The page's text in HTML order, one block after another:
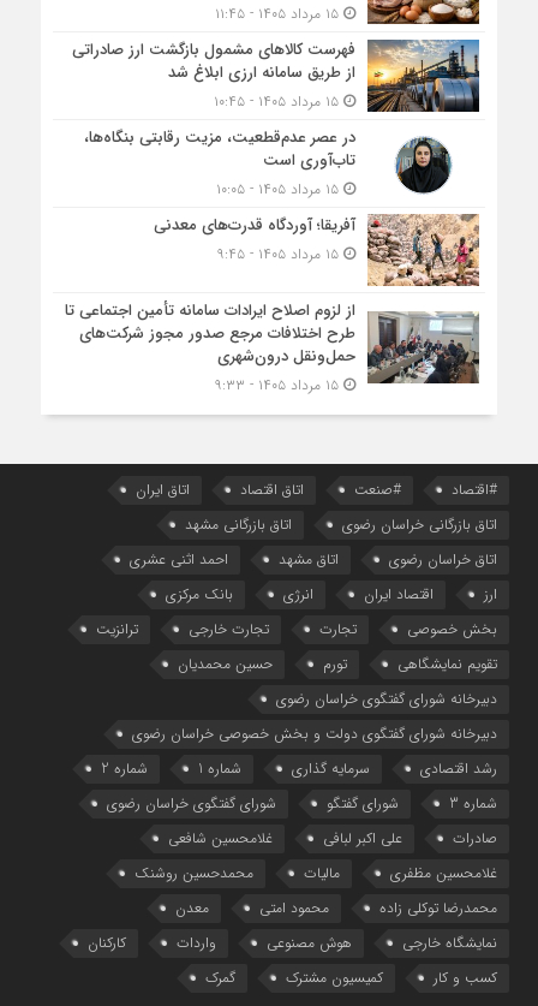
۱۵ مرداد ۱۴۰۵ - ۱۱:۴۵
فهرست کالاهای مشمول بازگشت ارز صادراتی
از طریق سامانه ارزی ابلاغ شد
۱۵ مرداد ۱۴۰۵ - ۱۰:۴۵
در عصر عدم‌قطعیت، مزیت رقابتی بنگاه‌ها،
تاب‌آوری است
۱۵ مرداد ۱۴۰۵ - ۱۰:۰۵
آفریقا؛ آوردگاه قدرت‌های معدنی
۱۵ مرداد ۱۴۰۵ - ۹:۴۵
از لزوم اصلاح ایرادات سامانه تأمین اجتماعی تا
طرح اختلافات مرجع صدور مجوز شرکت‌های
حمل‌ونقل درون‌شهری
۱۵ مرداد ۱۴۰۵ - ۹:۳۳
#اقتصاد #صنعت اتاق اقتصاد
اتاق ایران
اتاق بازرگانی خراسان رضوی
اتاق بازرگانی مشهد
اتاق خراسان رضوی
اتاق مشهد
احمد اثنی عشری
ارز
اقتصاد ایران انرژی
بانک مرکزی
بخش خصوصی
تجارت تجارت خارجی
ترانزیت
تقویم نمایشگاهی
تورم
حسین محمدیان
دبیرخانه شورای گفتگوی خراسان رضوی
دبیرخانه شورای گفتگوی دولت و بخش خصوصی خراسان رضوی
رشد اقتصادی
سرمایه گذاری شماره 1
شماره 2
شماره 3
شورای گفتگو
شورای گفتگوی خراسان رضوی
صادرات
علی اکبر لبافی
غلامحسین شافعی
غلامحسین مظفری
مالیات
محمدحسین روشنک
محمدرضا توکلی زاده
محمود امتی
معدن
نمایشگاه خارجی
هوش مصنوعی واردات
کارکنان
کسب و کار
کمیسیون مشترک گمرک